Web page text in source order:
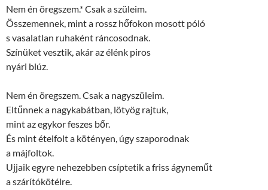
Nem én öregszem.* Csak a szüleim.
Összemennek, mint a rossz hőfokon mosott póló
s vasalatlan ruhaként ráncosodnak.
Színüket vesztik, akár az élénk piros
nyári blúz.
Nem én öregszem. Csak a nagyszüleim.
Eltűnnek a nagykabátban, lötyög rajtuk,
mint az egykor feszes bőr.
És mint ételfolt a kötényen, úgy szaporodnak
a májfoltok.
Ujjaik egyre nehezebben csíptetik a friss ágyneműt
a szárítókötélre.